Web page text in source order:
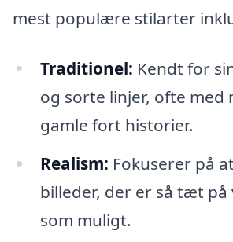
mest populære stilarter
Traditionel: Kendt for
og sorte linjer, ofte med
gamle fort historier.
Realism: Fokuserer på
billeder, der er så tæt
som muligt.